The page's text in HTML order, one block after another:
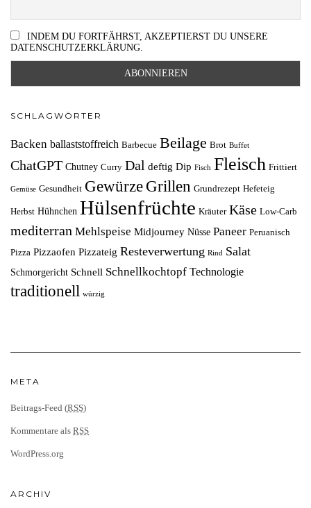
INDEM DU FORTFÄHRST, AKZEPTIERST DU UNSERE
DATENSCHUTZERKLÄRUNG.
SCHLAGWÖRTER
Backen ballaststoffreich Barbecue Beilage Brot Buffet
ChatGPT Chutney Curry Dal deftig Dip Fisch Fleisch Frittiert
Gemüse Gesundheit Gewürze Grillen Grundrezept Hefeteig
Herbst Hühnchen Hülsenfrüchte Kräuter Käse Low-Carb
mediterran Mehlspeise Midjourney Nüsse Paneer Peruanisch
Pizza Pizzaofen Pizzateig Resteverwertung Rind Salat
Schmorgericht Schnell Schnellkochtopf Technologie
traditionell würzig
META
Beitrags-Feed (RSS)
Kommentare als RSS
WordPress.org
ARCHIV